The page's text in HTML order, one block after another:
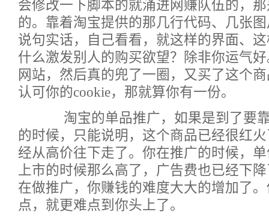
会修改一下脚本的就涌进网赚队伍的，
的。靠着淘宝提供的那几行代码、几张
说句实话，自己看看，就这样的界面、
什么激发别人的购买欲望？除非你运气
网站，然后真的兜了一圈，又买了这个
认可你的cookie，那就算你有一份。
淘宝的单品推广，如果是到了要靠
的时候，只能说明，这个商品已经很红
经从高价往下走了。你在推广的时候，
上市的时候那么高了，广告费也已经下
在做推广，你赚钱的难度大大的增加了
点，就更难点到你头上了。